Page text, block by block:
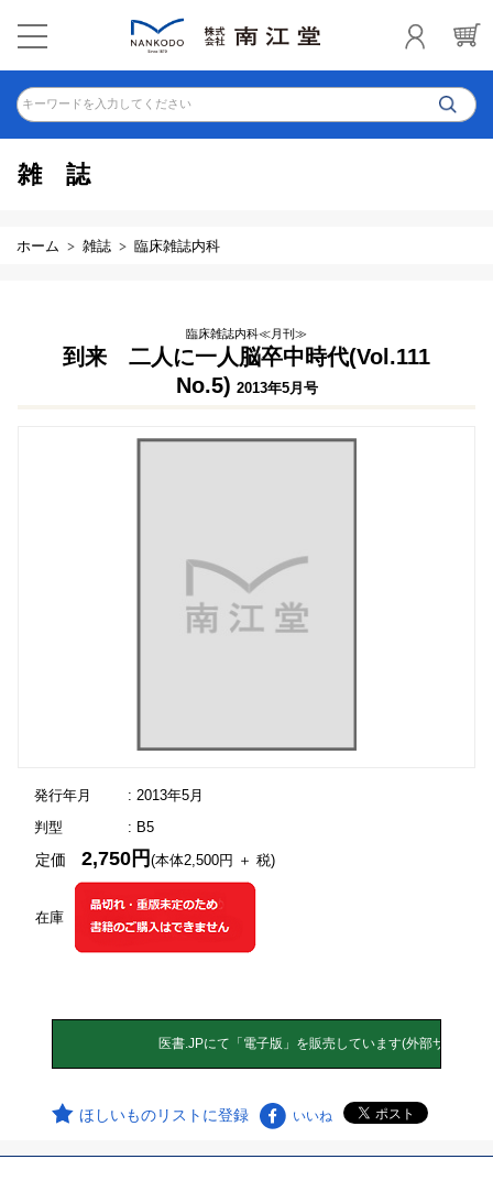
キーワードを入力してください
雑誌
ホーム 雑誌 臨床雑誌内科
臨床雑誌内科≪月刊≫
到来 二人に一人脳卒中時代(Vol.111
No.5) 2013年5月号
発行年月
: 2013年5月
判型
: B5
在庫
定価2,750円(本体2,500円 ＋ 税)
ほしいものリストに登録 いいね